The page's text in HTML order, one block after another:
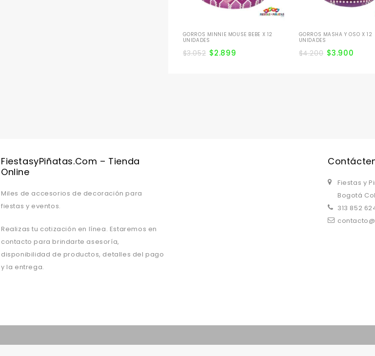
GORROS MINNIE MOUSE BEBE X 12
UNIDADES
$3.052 $2.899
GORROS MASHA Y OSO X 12
UNIDADES
$4.200 $3.900
FiestasyPiñatas.com – Tienda
Online
Miles de accesorios de decoración para
fiestas y eventos.
Realizas tu cotización en línea. Estaremos en
contacto para brindarte asesoría,
disponibilidad de productos, detalles del pago
y la entrega.
Fiestas y
Bogotá
313 852